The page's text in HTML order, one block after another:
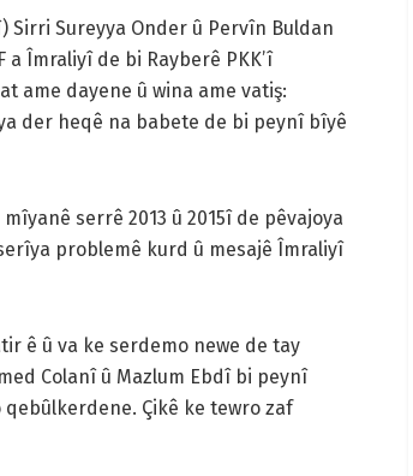
Sirri Sureyya Onder û Pervîn Buldan
a Îmraliyî de bi Rayberê PKK’î
ame dayene û wina ame vatiş:
der heqê na babete de bi peynî bîyê
serrê 2013 û 2015î de pêvajoya
problemê kurd û mesajê Îmraliyî
ê û va ke serdemo newe de tay
Colanî û Mazlum Ebdî bi peynî
Çikê ke tewro zaf